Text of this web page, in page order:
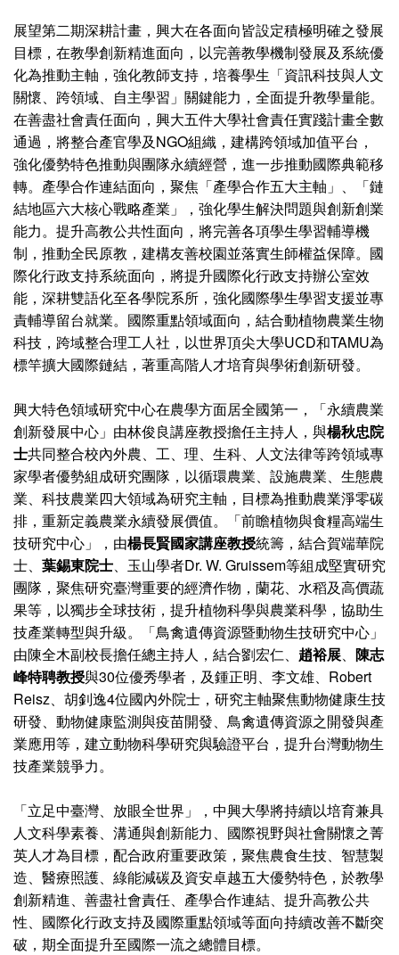
展望第二期深耕計畫，興大在各面向皆設定積極明確之發展
目標，在教學創新精進面向，以完善教學機制發展及系統優
化為推動主軸，強化教師支持，培養學生「資訊科技與人文
關懷、跨領域、自主學習」關鍵能力，全面提升教學量能。
在善盡社會責任面向，興大五件大學社會責任實踐計畫全數
通過，將整合產官學及NGO組織，建構跨領域加值平台，
強化優勢特色推動與團隊永續經營，進一步推動國際典範移
轉。產學合作連結面向，聚焦「產學合作五大主軸」、「鏈
結地區六大核心戰略產業」，強化學生解決問題與創新創業
能力。提升高教公共性面向，將完善各項學生學習輔導機
制，推動全民原教，建構友善校園並落實生師權益保障。國
際化行政支持系統面向，將提升國際化行政支持辦公室效
能，深耕雙語化至各學院系所，強化國際學生學習支援並專
責輔導留台就業。國際重點領域面向，結合動植物農業生物
科技，跨域整合理工人社，以世界頂尖大學UCD和TAMU為
標竿擴大國際鏈結，著重高階人才培育與學術創新研發。
興大特色領域研究中心在農學方面居全國第一，「永續農業
創新發展中心」由林俊良講座教授擔任主持人，與楊秋忠院
士共同整合校內外農、工、理、生科、人文法律等跨領域專
家學者優勢組成研究團隊，以循環農業、設施農業、生態農
業、科技農業四大領域為研究主軸，目標為推動農業淨零碳
排，重新定義農業永續發展價值。「前瞻植物與食糧高端生
技研究中心」，由楊長賢國家講座教授統籌，結合賀端華院
士、 葉錫東院士、玉山學者Dr. W. Gruissem等組成堅實研究
團隊，聚焦研究臺灣重要的經濟作物，蘭花、水稻及高價蔬
果等，以獨步全球技術，提升植物科學與農業科學，協助生
技產業轉型與升級。「鳥禽遺傳資源暨動物生技研究中心」
由陳全木副校長擔任總主持人，結合劉宏仁、 趙裕展、 陳志
峰特聘教授與30位優秀學者，及鍾正明、李文雄、Robert
Reisz、胡釗逸4位國內外院士，研究主軸聚焦動物健康生技
研發、動物健康監測與疫苗開發、鳥禽遺傳資源之開發與產
業應用等，建立動物科學研究與驗證平台，提升台灣動物生
技產業競爭力。
「立足中臺灣、放眼全世界」，中興大學將持續以培育兼具
人文科學素養、溝通與創新能力、國際視野與社會關懷之菁
英人才為目標，配合政府重要政策，聚焦農食生技、智慧製
造、醫療照護、綠能減碳及資安卓越五大優勢特色，於教學
創新精進、善盡社會責任、產學合作連結、提升高教公共
性、國際化行政支持及國際重點領域等面向持續改善不斷突
破，期全面提升至國際一流之總體目標。